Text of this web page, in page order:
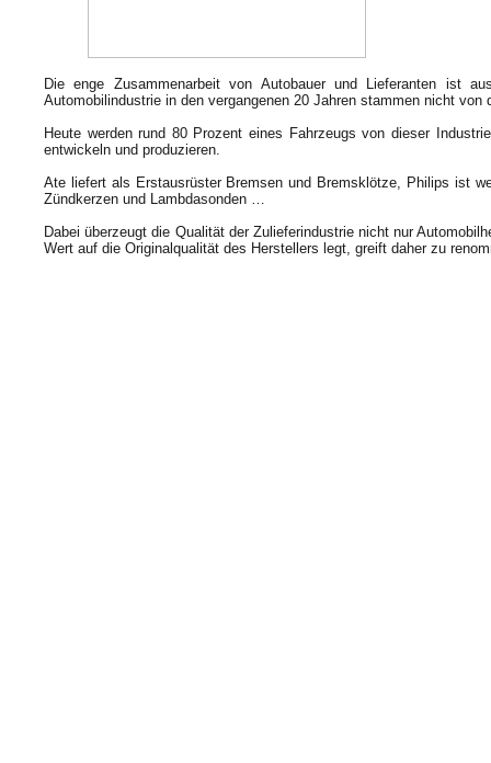
Die enge Zusammenarbeit von Autobauer und Lieferanten ist
Automobilindustrie in den vergangenen 20 Jahren stammen nicht
Heute werden rund 80 Prozent eines Fahrzeugs von dieser
entwickeln und produzieren.
Ate liefert als Erstausrüster Bremsen und Bremsklötze, Philips ist
Zündkerzen und Lambdasonden …
Dabei überzeugt die Qualität der Zulieferindustrie nicht nur
Wert auf die Originalqualität des Herstellers legt, greift daher zu